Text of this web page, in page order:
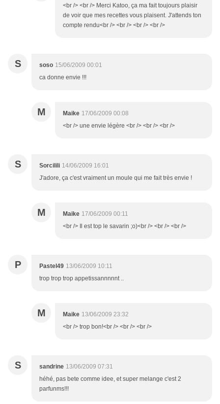
<br /> <br /> Merci Katoo, ça ma fait toujours plaisir
de voir que mes recettes vous plaisent. J'attends ton
compte rendu<br /> <br /> <br /> <br />
S soso 15/06/2009 00:01
ca donne envie !!!
M Maike 17/06/2009 00:08
<br /> une envie légère <br /> <br /> <br />
S Sorcilili 14/06/2009 16:01
J'adore, ça c'est vraiment un moule qui me fait très envie !
M Maike 17/06/2009 00:11
<br /> Il est top le savarin ;o)<br /> <br /> <br />
P Pastel49 13/06/2009 10:11
trop trop trop appetissannnnnt ..
M Maike 13/06/2009 23:32
<br /> trop bon!<br /> <br /> <br />
S sandrine 13/06/2009 07:31
héhé, pas bete comme idee, et super melange c'est 2
parfunms!!!